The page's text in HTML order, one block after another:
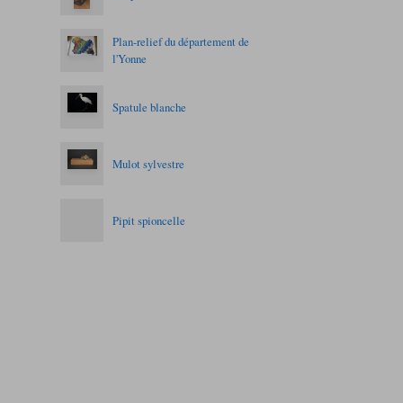
Plan-relief du département de
l'Yonne
Spatule blanche
Mulot sylvestre
Pipit spioncelle